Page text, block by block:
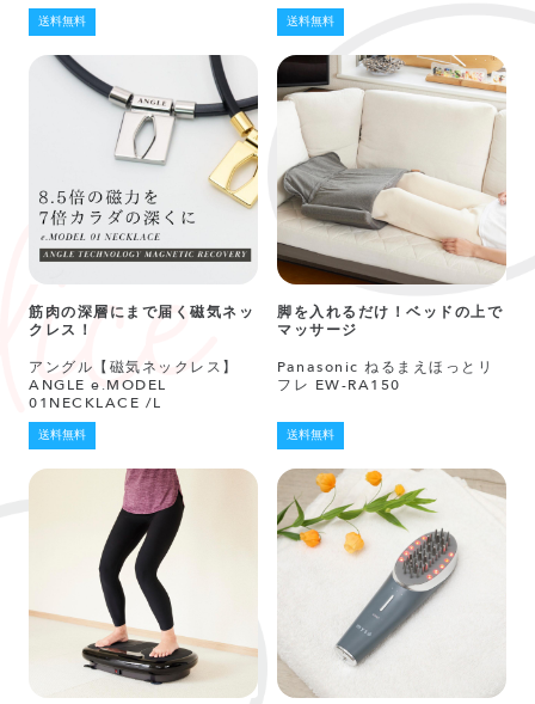
送料無料 送料無料
筋肉の深層にまで届く磁気ネッ
クレス！
アングル【磁気ネックレス】
ANGLE e.MODEL
01NECKLACE /L
送料無料
脚を入れるだけ！ベッドの上で
マッサージ
Panasonic ねるまえほっとリ
フレ EW-RA150
送料無料